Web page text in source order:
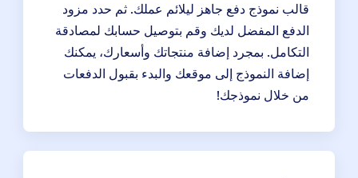
قالب نموذج دفع جاهز ليلائم عملك. ثم حدد مزود
الدفع المفضل لديك وقم بتوصيل حسابك لمصادقة
التكامل. بمجرد إضافة منتجاتك وأسعارك، يمكنك
إضافة النموذج إلى موقعك والبدء بقبول الدفعات
من خلال نموذجك!